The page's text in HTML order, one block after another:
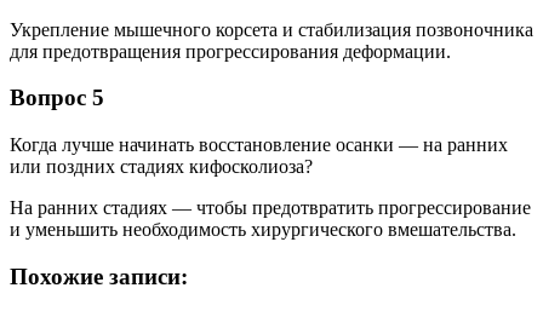
Укрепление мышечного корсета и стабилизация позвоночника
для предотвращения прогрессирования деформации.
Вопрос 5
Когда лучше начинать восстановление осанки — на ранних
или поздних стадиях кифосколиоза?
На ранних стадиях — чтобы предотвратить прогрессирование
и уменьшить необходимость хирургического вмешательства.
Похожие записи: